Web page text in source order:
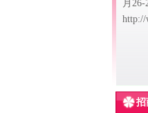
月26-
http://
招